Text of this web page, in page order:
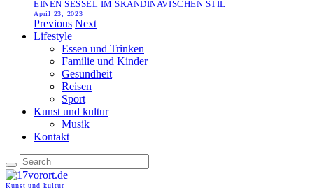
EINEN SESSEL IM SKANDINAVISCHEN STIL
April 23, 2023
Previous Next
Lifestyle
Essen und Trinken
Familie und Kinder
Gesundheit
Reisen
Sport
Kunst und kultur
Musik
Kontakt
Kunst und kultur